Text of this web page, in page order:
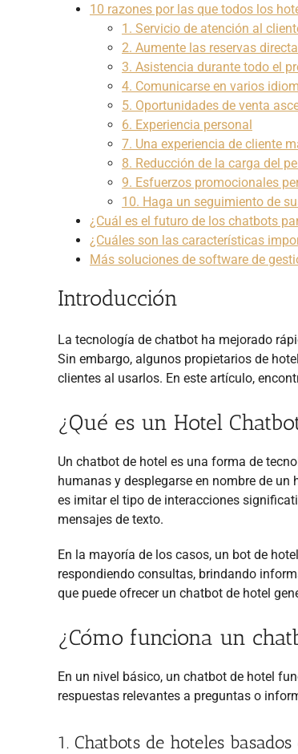
10 razones por las que todos los
1. Servicio de atención al
2. Aumente las reservas
3. Asistencia durante todo el
4. Comunicarse en varios
5. Oportunidades de venta
6. Experiencia personal
7. Una experiencia de cliente
8. Reducción de la carga del
9. Esfuerzos promocionales
10. Haga un seguimiento de
¿Cuál es el futuro de los chatbots
¿Cuáles son las características
Más soluciones de software de
Introducción
La tecnología de chatbot ha mejorado
Sin embargo, algunos propietarios de
clientes al usarlos. En este artículo,
¿Qué es un Hotel
Un chatbot de hotel es una forma de
humanas y desplegarse en nombre de un
es imitar el tipo de interacciones
mensajes de texto.
En la mayoría de los casos, un bot de
respondiendo consultas, brindando
que puede ofrecer un chatbot de hotel
¿Cómo funciona un
En un nivel básico, un chatbot de hotel
respuestas relevantes a preguntas o
1. Chatbots de hoteles